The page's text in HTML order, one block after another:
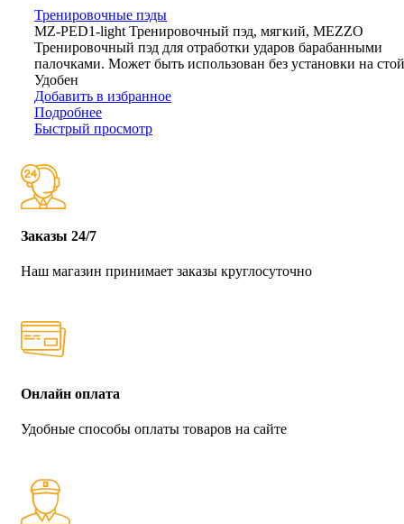
Тренировочные пэды
MZ-PED1-light Тренировочный пэд, мягкий, MEZZO
Тренировочный пэд для отработки ударов барабанными
палочками. Может быть использован без установки на
Удобен
Добавить в избранное
Подробнее
Быстрый просмотр
Заказы 24/7
Наш магазин принимает заказы круглосуточно
Онлайн оплата
Удобные способы оплаты товаров на сайте